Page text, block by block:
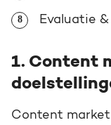
Evaluatie
1. Content
Content